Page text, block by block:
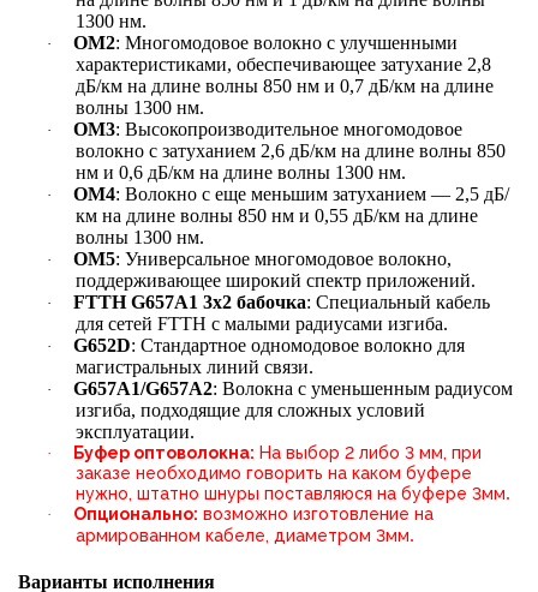
1300 нм.
· OM2: Многомодовое волокно с улучшенными
характеристиками, обеспечивающее затухание 2,8
дБ/км на длине волны 850 нм и 0,7 дБ/км на длине
волны 1300 нм.
· OM3: Высокопроизводительное многомодовое
волокно с затуханием 2,6 дБ/км на длине волны 850
нм и 0,6 дБ/км на длине волны 1300 нм.
· OM4: Волокно с еще меньшим затуханием — 2,5 дБ/
км на длине волны 850 нм и 0,55 дБ/км на длине
волны 1300 нм.
· OM5: Универсальное многомодовое волокно,
поддерживающее широкий спектр приложений.
· FTTH G657A1 3х2 бабочка: Специальный кабель
для сетей FTTH с малыми радиусами изгиба.
· G652D: Стандартное одномодовое волокно для
магистральных линий связи.
· G657A1/G657A2: Волокна с уменьшенным радиусом
изгиба, подходящие для сложных условий
эксплуатации.
· Буфер оптоволокна: На выбор 2 либо 3 мм, при
заказе необходимо говорить на каком буфере
нужно, штатно шнуры поставляюся на буфере 3мм.
· Опционально: возможно изготовление на
армированном кабеле, диаметром 3мм.
Варианты исполнения